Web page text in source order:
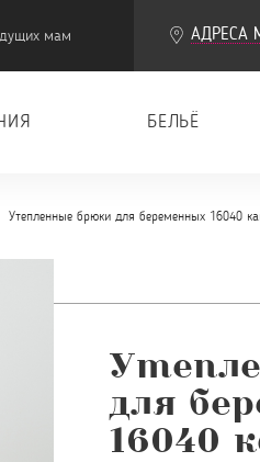
мам АДРЕСА
БЕЛЬЁ
Утепленные брюки для беременных 16040
для
16040